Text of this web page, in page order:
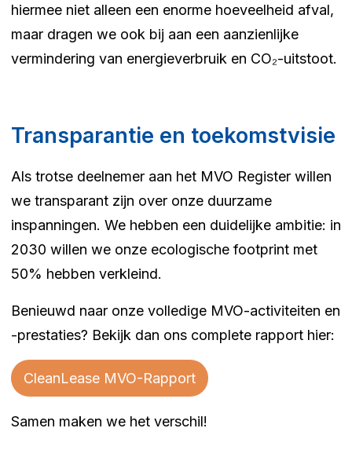
hiermee niet alleen een enorme hoeveelheid afval,
maar dragen we ook bij aan een aanzienlijke
vermindering van energieverbruik en CO₂-uitstoot.
Transparantie en toekomstvisie
Als trotse deelnemer aan het MVO Register willen
we transparant zijn over onze duurzame
inspanningen. We hebben een duidelijke ambitie: in
2030 willen we onze ecologische footprint met
50% hebben verkleind.
Benieuwd naar onze volledige MVO-activiteiten en
-prestaties? Bekijk dan ons complete rapport hier:
CleanLease MVO-Rapport
Samen maken we het verschil!